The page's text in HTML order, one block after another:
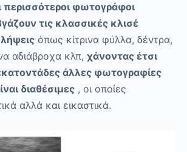
περισσότεροι φωτογράφοι
τις κλασσικές κλισέ
όπως κίτρινα φύλλα, δέντρα,
αδιάβροχα κλπ, χάνοντας έτσι
άλλες φωτογραφίες
διαθέσιμες , οι οποίες
αλλά και εικαστικά.